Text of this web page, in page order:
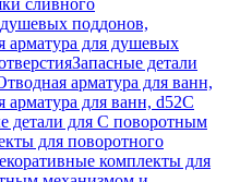
сливного
поддонов,
арматура для душевых
Запасные детали
арматура для ванн,
арматура для ванн, d52С
детали для С поворотным
для поворотного
комплекты для